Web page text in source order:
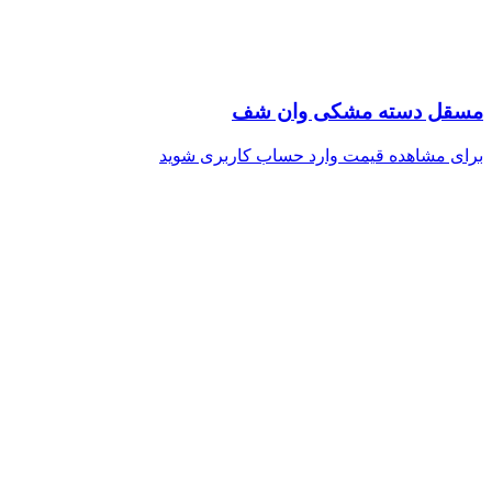
مسقل دسته مشکی وان شف
برای مشاهده قیمت وارد حساب کاربری شوید